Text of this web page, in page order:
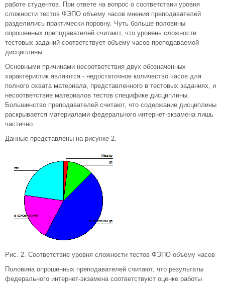
работе студентов. При ответе на вопрос о соответствии уровня
сложности тестов ФЭПО объему часов мнения преподавателей
разделились практически поровну. Чуть больше половины
опрошенных преподавателей считают, что уровень сложности
тестовых заданий соответствует объему часов преподаваемой
дисциплины.
Основными причинами несоответствия двух обозначенных
характеристик являются - недостаточное количество часов для
полного охвата материала, представленного в тестовых заданиях, и
несоответствие материалов тестов специфике дисциплины.
Большинство преподавателей считают, что содержание дисциплины
раскрывается материалами федерального интернет-экзамена лишь
частично.
Данные представлены на рисунке 2.
Рис. 2. Соответствие уровня сложности тестов ФЭПО объему часов
Половина опрошенных преподавателей считают, что результаты
федерального интернет-экзамена соответствуют оценке работы